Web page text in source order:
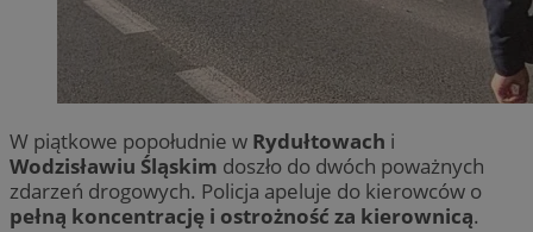
W piątkowe popołudnie w Rydułtowach i
Wodzisławiu Śląskim doszło do dwóch poważnych
zdarzeń drogowych. Policja apeluje do kierowców o
pełną koncentrację i ostrożność za kierownicą.